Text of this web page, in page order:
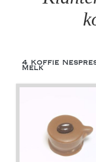
4 Koffie
Melk